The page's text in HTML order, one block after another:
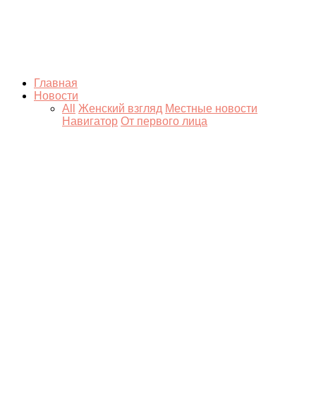
Главная
Новости
All
Женский взгляд Местные новости
Навигатор От первого лица